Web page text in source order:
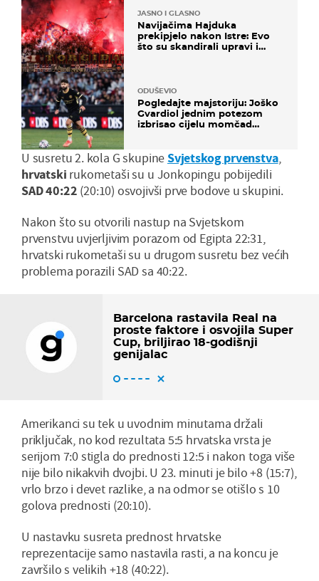
JASNO I GLASNO
Navijačima Hajduka
prekipjelo nakon Istre: Evo
što su skandirali upravi i
ODUŠEVIO
Pogledajte majstoriju: Joško
Gvardiol jednim potezom
izbrisao cijelu momčad
U susretu 2. kola G skupineSvjetskog prvenstva,
hrvatski rukometaši su u Jonkopingu pobijedili
SAD40:22 (20:10) osvojivši prve bodove u skupini.
Nakon što su otvorili nastup na Svjetskom
prvenstvu uvjerljivim porazom od Egipta 22:31,
hrvatski rukometaši su u drugom susretu bez većih
problema porazili SAD sa 40:22.
Barcelona rastavila Real na
proste faktore i osvojila Super
Cup, briljirao 18-godišnji
genijalac
Amerikanci su tek u uvodnim minutama držali
priključak, no kod rezultata 5:5 hrvatska vrsta je
serijom 7:0 stigla do prednosti 12:5 i nakon toga više
nije bilo nikakvih dvojbi. U 23. minuti je bilo +8 (15:7),
vrlo brzo i devet razlike, a na odmor se otišlo s 10
golova prednosti (20:10).
U nastavku susreta prednost hrvatske
reprezentacije samo nastavila rasti, a na koncu je
završilo s velikih +18 (40:22).